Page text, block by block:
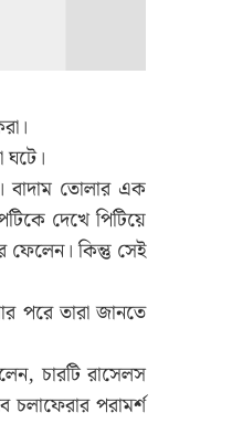
বাদাম তোলার এক
দেখে পিটিয়ে
কিন্তু সেই
পরে তারা জানতে
চারটি রাসেলস
পরামর্শ